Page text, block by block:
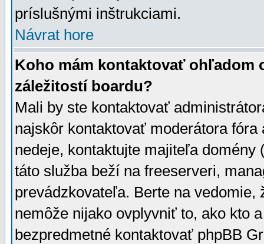
príslušnými inštrukciami.
Návrat hore
Koho mám kontaktovať ohľadom
záležitostí boardu?
Mali by ste kontaktovať
najskôr kontaktovať moderátora
nedeje, kontaktujte majiteľa
táto služba beží na freeserveri,
prevádzkovateľa. Berte na
nemôže nijako ovplyvniť to, ako kto
bezpredmetné kontaktovať phpBB